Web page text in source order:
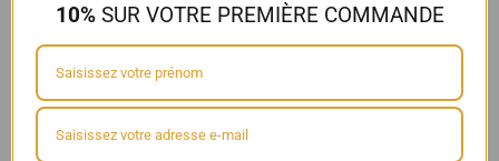
Amazone 50ml – E-Tasty
50ml/0mg Vape of Legends
10%SUR VOTRE PREMIÈRE COMMANDE